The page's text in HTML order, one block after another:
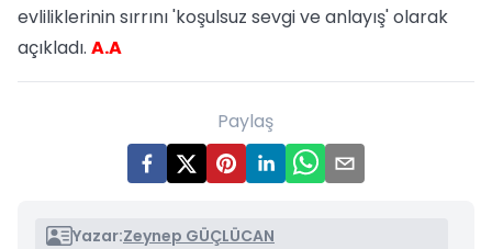
evliliklerinin sırrını 'koşulsuz sevgi ve anlayış' olarak
açıkladı. A.A
Paylaş
Yazar:Zeynep GÜÇLÜCAN